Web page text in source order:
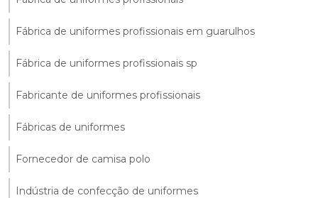
Fábrica de uniformes profissionais em guarulhos
Fábrica de uniformes profissionais sp
Fabricante de uniformes profissionais
Fábricas de uniformes
Fornecedor de camisa polo
Indústria de confecção de uniformes